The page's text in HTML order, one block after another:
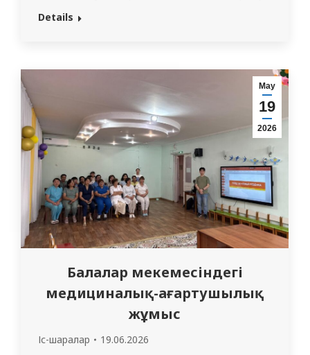
профессор-оқытушылар құрамы,
өкілдері, облыс әкімінің орынбасары
және университет басшылығы құттықтау
сөз сөйлеп, медицина қызметкерлерінің
қоғам алдындағы еңбегін жоғары бағалады.
Салтанатты рәсімде бірқатар
қызметкерлер «Еңбек…
Details
Мау
19
2026
Балалар мекемесіндегі
медициналық-ағартушылық
жұмыс
Іс-шаралар 19.06.2026